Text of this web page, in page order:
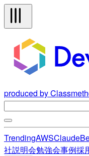
produced by
TrendingAWSClaude
社説明会勉強会事例採